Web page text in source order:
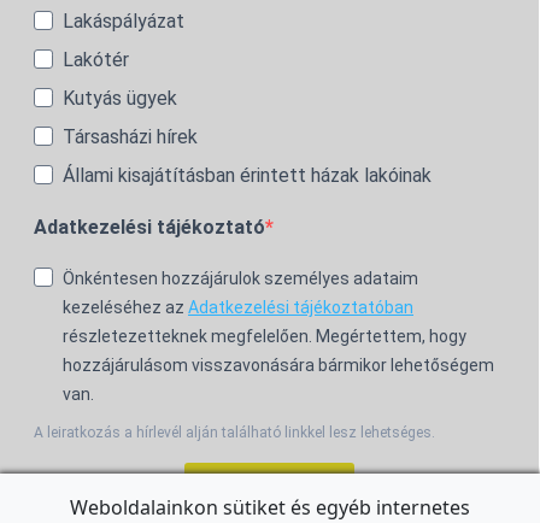
Lakáspályázat
Lakótér
Kutyás ügyek
Társasházi hírek
Állami kisajátításban érintett házak lakóinak
Adatkezelési tájékoztató
Önkéntesen hozzájárulok személyes adataim
kezeléséhez az Adatkezelési tájékoztatóban
részletezetteknek megfelelően. Megértettem, hogy
hozzájárulásom visszavonására bármikor lehetőségem
van.
A leiratkozás a hírlevél alján található linkkel lesz lehetséges.
Weboldalainkon sütiket és egyéb internetes